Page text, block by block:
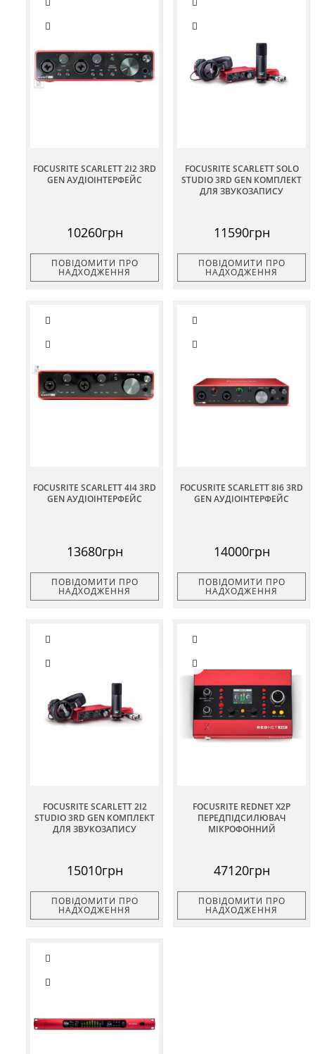
FOCUSRITE SCARLETT 2I2 3RD
GEN АУДІОІНТЕРФЕЙС
10260грн
ПОВІДОМИТИ ПРО
НАДХОДЖЕННЯ
FOCUSRITE SCARLETT SOLO
STUDIO 3RD GEN КОМПЛЕКТ
ДЛЯ ЗВУКОЗАПИСУ
11590грн
ПОВІДОМИТИ ПРО
НАДХОДЖЕННЯ
FOCUSRITE SCARLETT 4I4 3RD
GEN АУДІОІНТЕРФЕЙС
13680грн
ПОВІДОМИТИ ПРО
НАДХОДЖЕННЯ
FOCUSRITE SCARLETT 8I6 3RD
GEN АУДІОІНТЕРФЕЙС
14000грн
ПОВІДОМИТИ ПРО
НАДХОДЖЕННЯ
FOCUSRITE SCARLETT 2I2
STUDIO 3RD GEN КОМПЛЕКТ
ДЛЯ ЗВУКОЗАПИСУ
15010грн
ПОВІДОМИТИ ПРО
НАДХОДЖЕННЯ
FOCUSRITE REDNET X2P
ПЕРЕДПІДСИЛЮВАЧ
МІКРОФОННИЙ
47120грн
ПОВІДОМИТИ ПРО
НАДХОДЖЕННЯ